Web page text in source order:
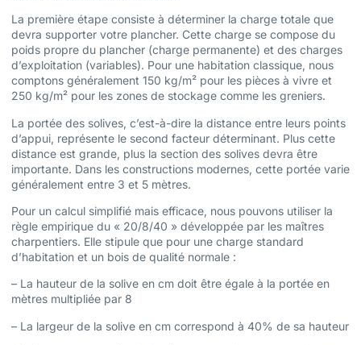
La première étape consiste à déterminer la charge totale que
devra supporter votre plancher. Cette charge se compose du
poids propre du plancher (charge permanente) et des charges
d’exploitation (variables). Pour une habitation classique, nous
comptons généralement 150 kg/m² pour les pièces à vivre et
250 kg/m² pour les zones de stockage comme les greniers.
La portée des solives, c’est-à-dire la distance entre leurs points
d’appui, représente le second facteur déterminant. Plus cette
distance est grande, plus la section des solives devra être
importante. Dans les constructions modernes, cette portée varie
généralement entre 3 et 5 mètres.
Pour un calcul simplifié mais efficace, nous pouvons utiliser la
règle empirique du « 20/8/40 » développée par les maîtres
charpentiers. Elle stipule que pour une charge standard
d’habitation et un bois de qualité normale :
– La hauteur de la solive en cm doit être égale à la portée en
mètres multipliée par 8
– La largeur de la solive en cm correspond à 40% de sa hauteur